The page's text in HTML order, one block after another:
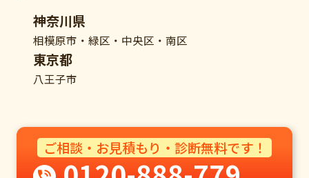
神奈川県
相模原市・緑区・中央区・南区
東京都
八王子市
ご相談・お見積もり・診断無料です！